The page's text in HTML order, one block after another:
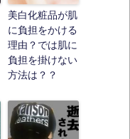
美白化粧品が肌
に負担をかける
理由？では肌に
負担を掛けない
方法は？？